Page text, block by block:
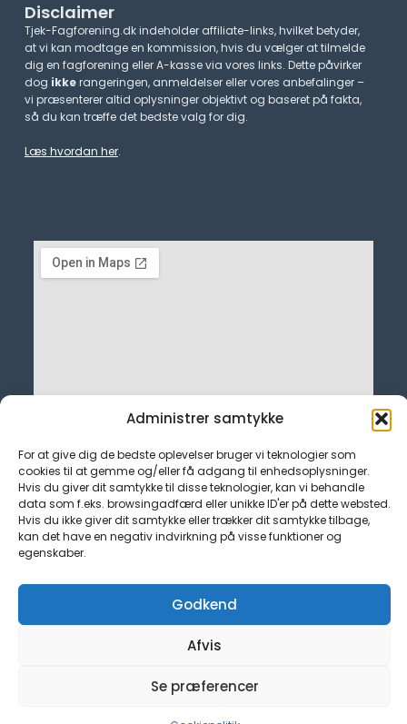
Administrer samtykke
For at give dig de bedste oplevelser bruger vi teknologier som
cookies til at gemme og/eller få adgang til enhedsoplysninger.
Hvis du giver dit samtykke til disse teknologier, kan vi behandle
data som f.eks. browsingadfærd eller unikke ID'er på dette websted.
Hvis du ikke giver dit samtykke eller trækker dit samtykke tilbage,
kan det have en negativ indvirkning på visse funktioner og
egenskaber.
Godkend
Afvis
Se præferencer
Disclaimer
Tjek-Fagforening.dk indeholder affiliate-links, hvilket betyder,
at vi kan modtage en kommission, hvis du vælger at tilmelde
dig en fagforening eller A-kasse via vores links. Dette påvirker
dog ikkerangeringen, anmeldelser eller vores anbefalinger –
vi præsenterer altid oplysninger objektivt og baseret på fakta,
så du kan træffe det bedste valg for dig.
Læs hvordan her.
Kontakt
Hurtige Links